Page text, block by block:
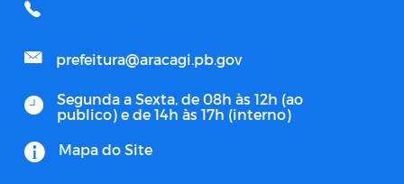
prefeitura@aracagi.pb.gov
Segunda a Sexta, de 08h às 12h (ao
publico) e de 14h às 17h (interno)
Mapa do Site